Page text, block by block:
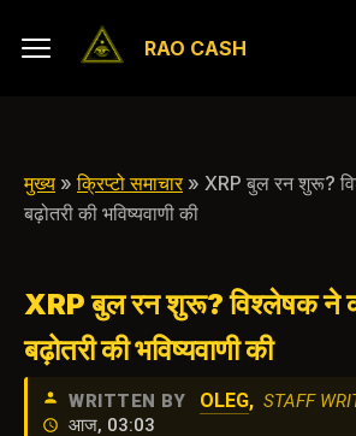
RAO CASH
मुख्य »क्रिप्टो समाचार» XRP बुल रन शुरू?
बढ़ोतरी की भविष्यवाणी की
XRP बुल रन शुरू? विश्लेषक ने
बढ़ोतरी की भविष्यवाणी की
WRITTEN BY OLEG, STAFF
आज, 03:03